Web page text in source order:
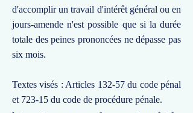
d'accomplir un travail d'intérêt général ou en
jours-amende n'est possible que si la durée
totale des peines prononcées ne dépasse pas
six mois.
Textes visés : Articles 132-57 du code pénal
et 723-15 du code de procédure pénale.